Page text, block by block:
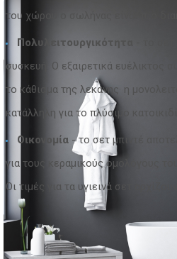
του χώρου ο σωλήνας είναι πιο
Πολυλειτουργικότητα
- το σετ
συσκευή. Ο εξαιρετικά ευέλικτος
το κάθισμα της λεκάνης· η
κατάλληλη για το πλύσιμο
Οικονομία - το σετ μπιντέ
για τους κεραμικούς ομολόγους
Οι τιμές για τα υγιεινά σετ